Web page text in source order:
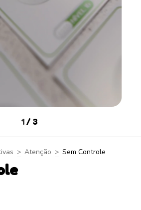
1 / 3
> Atenção > Sem Controle